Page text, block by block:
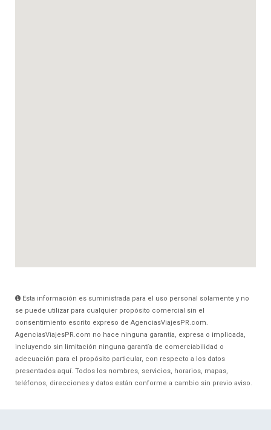
Esta información es suministrada para el uso personal solamente y no
se puede utilizar para cualquier propósito comercial sin el
consentimiento escrito expreso de AgenciasViajesPR.com.
AgenciasViajesPR.com no hace ninguna garantía, expresa o implicada,
incluyendo sin limitación ninguna garantía de comerciabilidad o
adecuación para el propósito particular, con respecto a los datos
presentados aquí. Todos los nombres, servicios, horarios, mapas,
teléfonos, direcciones y datos están conforme a cambio sin previo aviso.